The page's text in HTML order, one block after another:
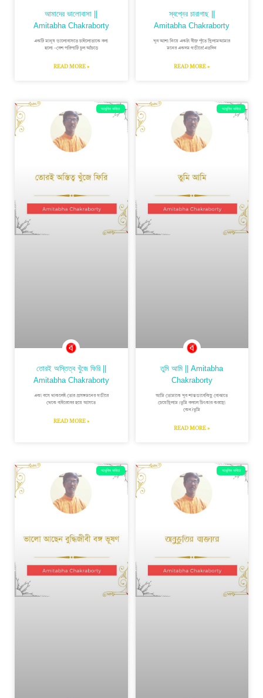
আমাদের ভালোবাসা ||
Amitabha Chakraborty
একটি মানুষ ভালোবাসতে চাইলোতাকে বলা
হলো –বেশ পরিপাটি চুল আঁচড়ে
READ MORE »
স্বপ্নের চারাগাছ ||
Amitabha Chakraborty
খুব আশা নিয়ে একটা বীজ পুঁতে ছিলামআমার
মনের একদম গভীরে!এতদিন
READ MORE »
আধুনিক কবিতা
তোরই অস্তিত্ব খুঁজে ফিরি ||
Amitabha Chakraborty
একা বসে থাকলেই তোর প্রসঙ্গমনের গভীরে
থেকে বাইরেবের হয়ে আসতে
READ MORE »
আধুনিক কবিতা
তুমি আমি || Amitabha
Chakraborty
আমি তোমাকে খুব শান্তভাবেকিছু বোঝাতে
চেয়েছিলাম।তুমি বললে চিৎকার করছো
কেন?তুমি
READ MORE »
আধুনিক কবিতা আধুনিক কবিতা